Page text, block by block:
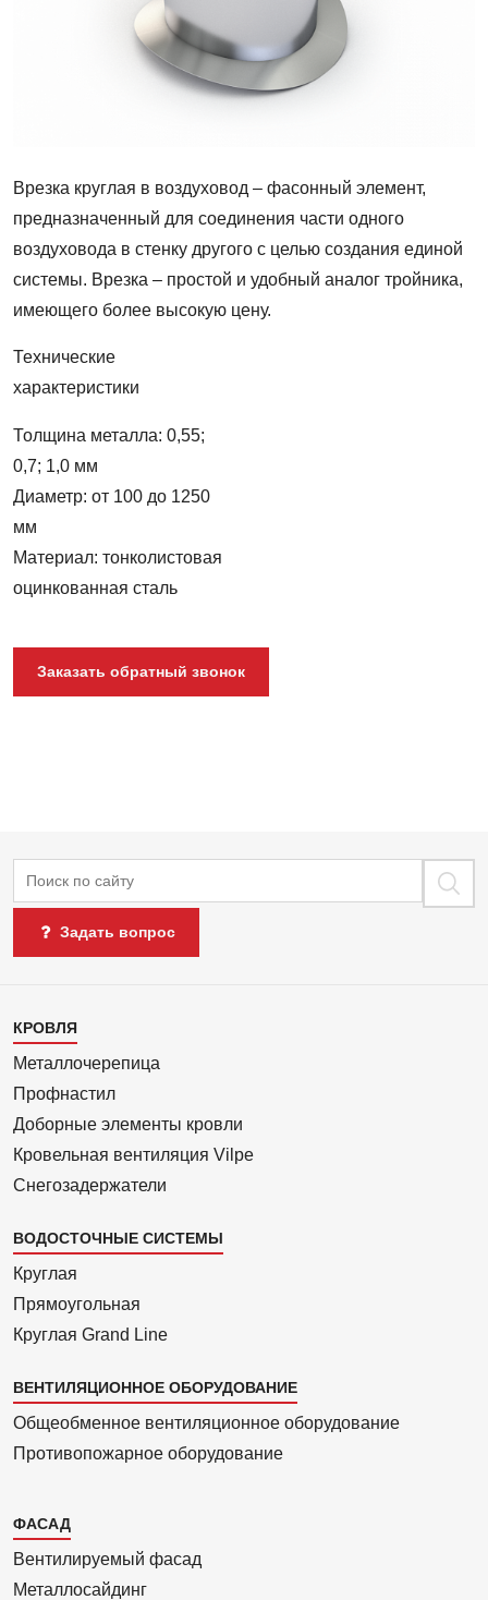
Врезка круглая в воздуховод – фасонный элемент,
предназначенный для соединения части одного
воздуховода в стенку другого с целью создания единой
системы. Врезка – простой и удобный аналог тройника,
имеющего более высокую цену.
Технические
характеристики
Толщина металла: 0,55;
0,7; 1,0 мм
Диаметр: от 100 до 1250
мм
Материал: тонколистовая
оцинкованная сталь
Заказать обратный звонок
Поиск
Задать вопрос
Каталог
1
КРОВЛЯ
Металлочерепица
Профнастил
Доборные элементы кровли
Кровельная вентиляция Vilpe
Снегозадержатели
ВОДОСТОЧНЫЕ СИСТЕМЫ
Круглая
Прямоуголь­ная
Круглая Grand Line
ВЕНТИЛЯЦИОННОЕ ОБОРУДОВАНИЕ
Общеобменное вентиляционное оборудование
Противопожарное оборудование
Каталог
2
ФАСАД
Вентилиру­емый фасад
Металло­сайдинг